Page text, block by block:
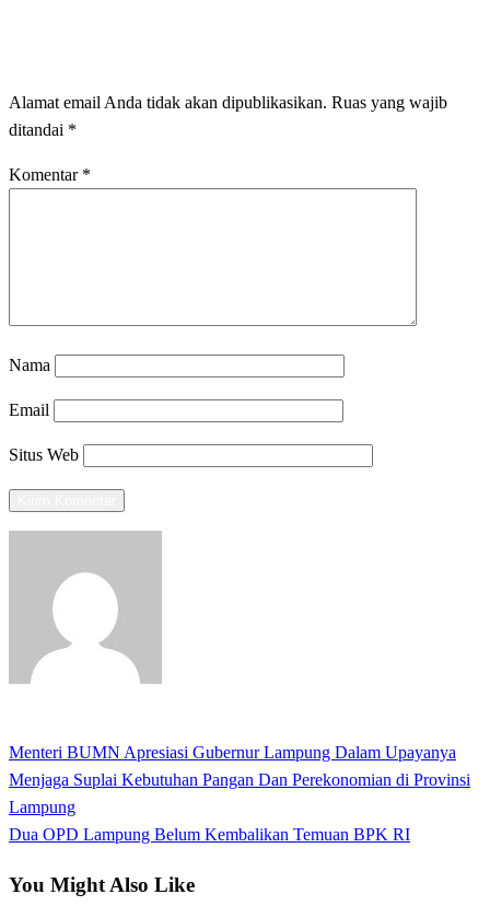
Alamat email Anda tidak akan dipublikasikan. Ruas yang wajib
ditandai *
Komentar *
Nama
Email
Situs Web
Navigasi
pos
Previous
Post
Menteri BUMN Apresiasi Gubernur Lampung Dalam Upayanya
Menjaga Suplai Kebutuhan Pangan Dan Perekonomian di Provinsi
Lampung
Next
Dua OPD Lampung Belum Kembalikan Temuan BPK RI
You Might Also Like